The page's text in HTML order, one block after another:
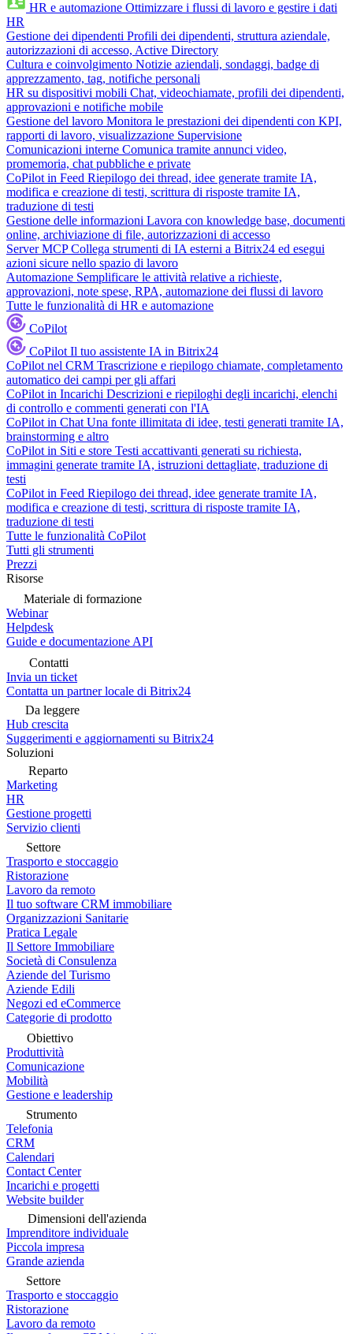
HR e automazione Ottimizzare i flussi di lavoro e gestire i dati
HR
Gestione dei dipendenti Profili dei dipendenti, struttura aziendale,
autorizzazioni di accesso, Active Directory
Cultura e coinvolgimento Notizie aziendali, sondaggi, badge di
apprezzamento, tag, notifiche personali
HR su dispositivi mobili Chat, videochiamate, profili dei dipendenti,
approvazioni e notifiche mobile
Gestione del lavoro Monitora le prestazioni dei dipendenti con KPI,
rapporti di lavoro, visualizzazione Supervisione
Comunicazioni interne Comunica tramite annunci video,
promemoria, chat pubbliche e private
CoPilot in Feed Riepilogo dei thread, idee generate tramite IA,
modifica e creazione di testi, scrittura di risposte tramite IA,
traduzione di testi
Gestione delle informazioni Lavora con knowledge base, documenti
online, archiviazione di file, autorizzazioni di accesso
Server MCP Collega strumenti di IA esterni a Bitrix24 ed esegui
azioni sicure nello spazio di lavoro
Automazione Semplificare le attività relative a richieste,
approvazioni, note spese, RPA, automazione dei flussi di lavoro
Tutte le funzionalità di HR e automazione
CoPilot
CoPilot Il tuo assistente IA in Bitrix24
CoPilot nel CRM Trascrizione e riepilogo chiamate, completamento
automatico dei campi per gli affari
CoPilot in Incarichi Descrizioni e riepiloghi degli incarichi, elenchi
di controllo e commenti generati con l'IA
CoPilot in Chat Una fonte illimitata di idee, testi generati tramite IA,
brainstorming e altro
CoPilot in Siti e store Testi accattivanti generati su richiesta,
immagini generate tramite IA, istruzioni dettagliate, traduzione di
testi
CoPilot in Feed Riepilogo dei thread, idee generate tramite IA,
modifica e creazione di testi, scrittura di risposte tramite IA,
traduzione di testi
Tutte le funzionalità CoPilot
Tutti gli strumenti
Prezzi
Risorse
Materiale di formazione
Webinar
Helpdesk
Guide e documentazione API
Contatti
Invia un ticket
Contatta un partner locale di Bitrix24
Da leggere
Hub crescita
Suggerimenti e aggiornamenti su Bitrix24
Soluzioni
Reparto
Marketing
HR
Gestione progetti
Servizio clienti
Settore
Trasporto e stoccaggio
Ristorazione
Lavoro da remoto
Il tuo software CRM immobiliare
Organizzazioni Sanitarie
Pratica Legale
Il Settore Immobiliare
Società di Consulenza
Aziende del Turismo
Aziende Edili
Negozi ed eCommerce
Categorie di prodotto
Obiettivo
Produttività
Comunicazione
Mobilità
Gestione e leadership
Strumento
Telefonia
CRM
Calendari
Contact Center
Incarichi e progetti
Website builder
Dimensioni dell'azienda
Imprenditore individuale
Piccola impresa
Grande azienda
Settore
Trasporto e stoccaggio
Ristorazione
Lavoro da remoto